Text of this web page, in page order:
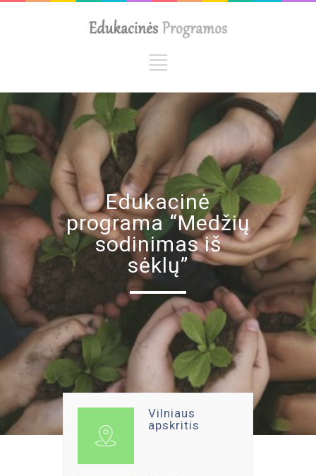
Edukacinė
programa “Medžių
sodinimas iš
sėklų”
Vilniaus
apskritis